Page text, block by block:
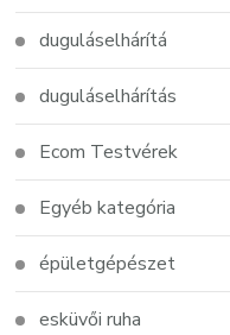
duguláselhárítá
duguláselhárítás
Ecom Testvérek
Egyéb kategória
épületgépészet
esküvői ruha